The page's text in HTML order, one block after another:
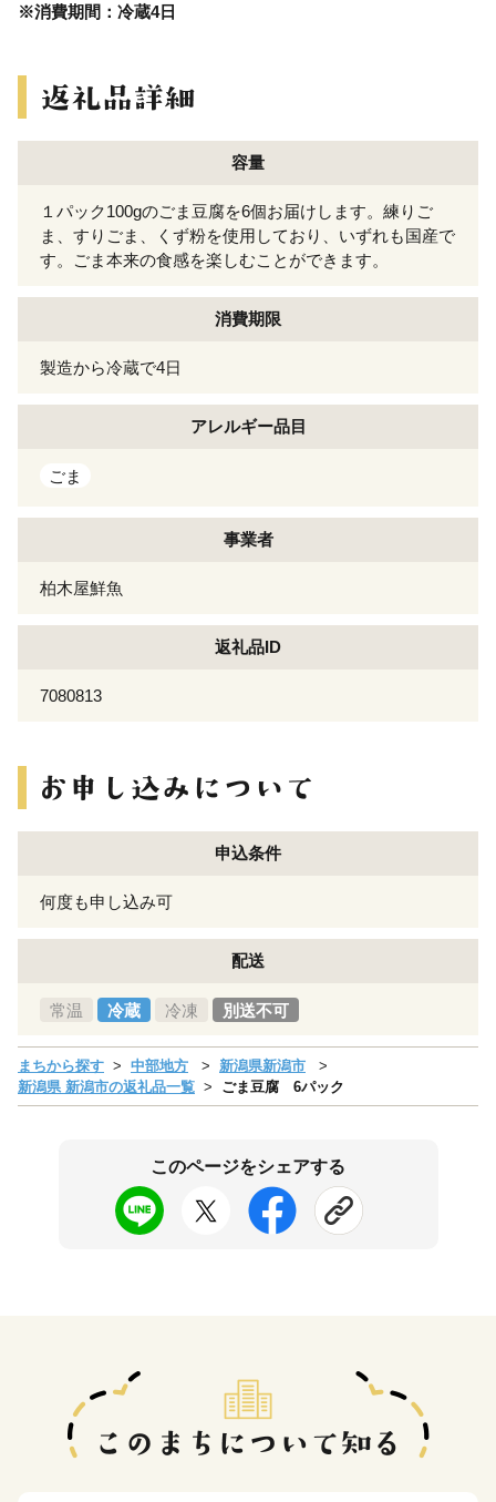
※消費期間：冷蔵4日
容量
１パック100gのごま豆腐を6個お届けします。練りご
ま、すりごま、くず粉を使用しており、いずれも国産で
す。ごま本来の食感を楽しむことができます。
消費期限
製造から冷蔵で4日
アレルギー品目
ごま
事業者
柏木屋鮮魚
返礼品ID
7080813
申込条件
何度も申し込み可
配送
常温 冷蔵 冷凍 別送不可
まちから探す 中部地方
新潟県新潟市
新潟県 新潟市の返礼品一覧
ごま豆腐 6パック
このページをシェアする